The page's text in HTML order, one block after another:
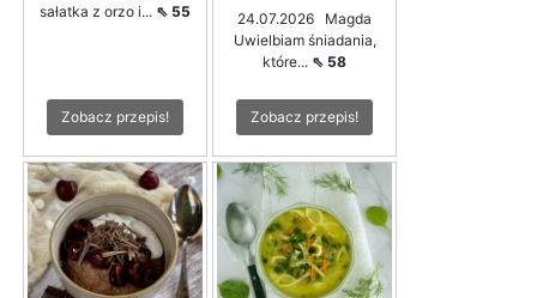
sałatka z orzo i... ⇖ 55
Zobacz przepis!
24.07.2026 Magda
Uwielbiam śniadania,
które... ⇖ 58
Zobacz przepis!